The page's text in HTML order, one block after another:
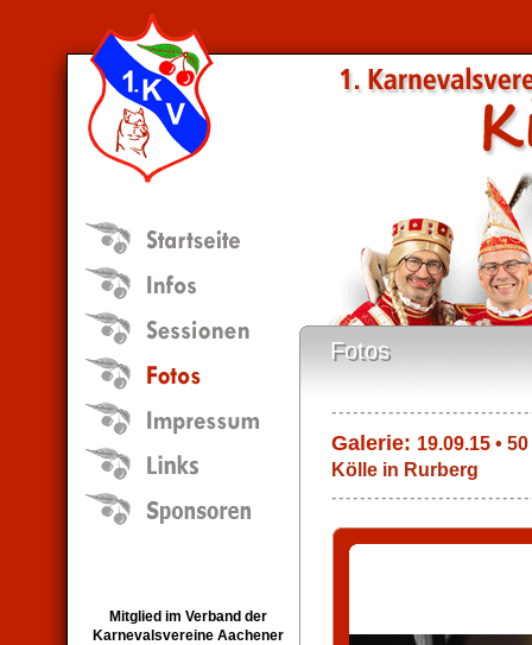
Mitglied im Verband der
Karnevalsvereine Aachener
Fotos
Fotos
Galerie: 19.09.15 •
Kölle in Rurberg